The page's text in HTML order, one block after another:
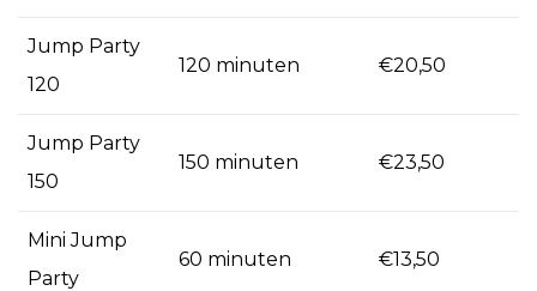
Jump Party
120
120 minuten €20,50
Jump Party
150
150 minuten €23,50
Mini Jump
Party
60 minuten €13,50